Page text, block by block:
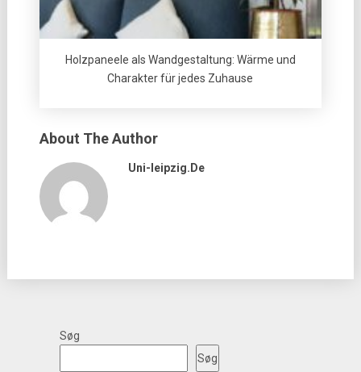
Holzpaneele als Wandgestaltung: Wärme und
Charakter für jedes Zuhause
About The Author
Uni-Ieipzig.de
Søg
Søg